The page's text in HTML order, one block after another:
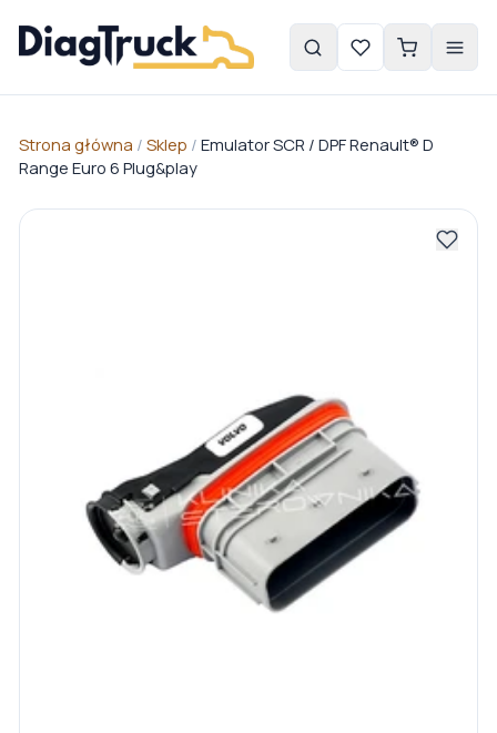
Strona główna / Sklep / Emulator SCR / DPF Renault® D
Range Euro 6 Plug&play